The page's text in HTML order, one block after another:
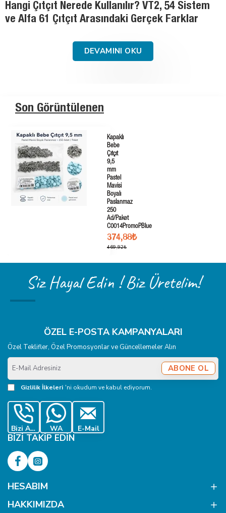
Tekstil Aksesuarlarında Malzeme Rehberi:
Pirinç, Paslanmaz Çelik ve Saç Demir
DEVAMINI OKU
Son Görüntülenen
Kapaklı
Bebe
Çıtçıt
9,5
mm
Pastel
Mavisi
Boyalı
Paslanmaz
250
Ad/Paket
C0014PromoPBlue
374,88₺
469,92₺
Siz Hayal Edin ! Biz Üretelim!
ÖZEL E-POSTA KAMPANYALARI
Özel Teklifler, Özel Promosyonlar ve Güncellemeler Alın
E-
Mail
Adresiniz
ABONE OL
Gizlilik İlkeleri 'ni okudum ve kabul ediyorum.
Bizi Ara WA E-Mail
BIZI TAKIP EDIN
HESABIM
HAKKIMIZDA